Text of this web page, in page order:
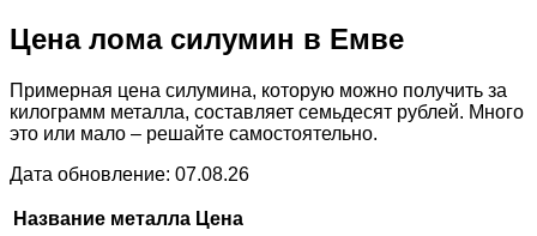
Цена лома силумин в Емве
Примерная цена силумина, которую можно получить за
килограмм металла, составляет семьдесят рублей. Много
это или мало – решайте самостоятельно.
Дата обновление: 07.08.26
Название металла Цена